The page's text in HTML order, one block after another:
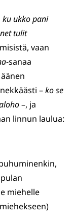
ku ukkopani
tulit
vaan
-sanaa
–ko se
–, ja
linnun laulua:
miehelle